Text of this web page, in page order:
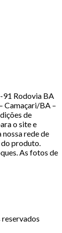
91 Rodovia BA
Camaçari/BA –
de
o site e
nossa rede de
produto.
As fotos de